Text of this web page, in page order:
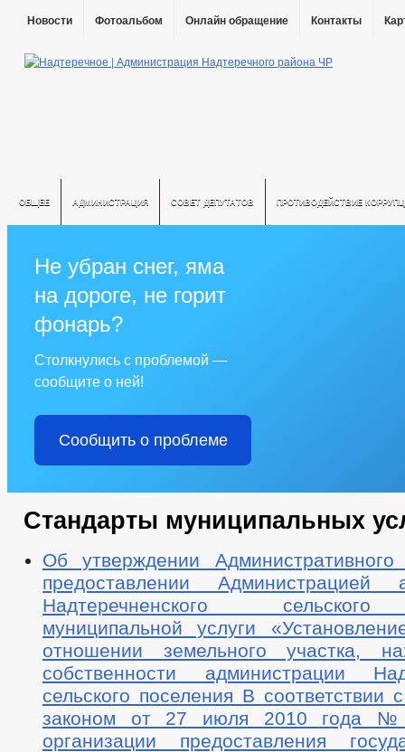
Новости Фотоальбом Онлайн обращение Контакты
ОБЩЕЕ АДМИНИСТРАЦИЯ СОВЕТ ДЕПУТАТОВ ПРОТИВОДЕЙСТВИЕ
Не убран снег, яма
на дороге, не горит
фонарь?
Столкнулись с проблемой —
сообщите о ней!
Сообщить о проблеме
Стандарты муниципальных
Об утверждении
предоставлении Администрацией
Надтеречненского
муниципальной услуги
отношении земельного участка,
собственности администрации
сельского поселения В соответствии
законом от 27 июля 2010 года
организации предоставления